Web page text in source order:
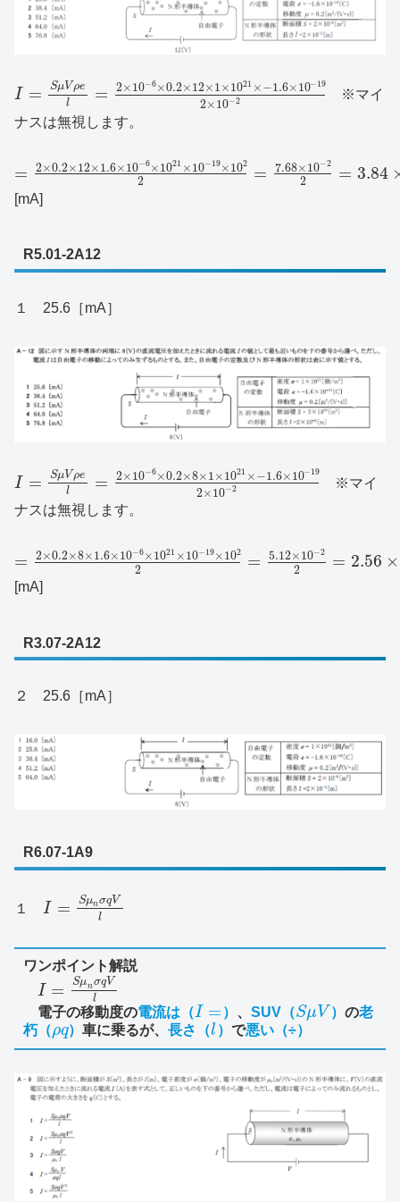
I = SμV ρe
l
= 2×10−6 ×0.2×12×1×1021 ×−1.6×10−19
2×10−2
※マイ
ナスは無視します。
= 2×0.2×12×1.6×10−6×1021 ×10−19×102
2 = 7.68×10−2
2 = 3.84
[mA]
R5.01-2A12
１ 25.6［mA］
I = SμV ρe
l
= 2×10−6 ×0.2×8×1×1021 ×−1.6×10−19
2×10−2
※マイ
ナスは無視します。
= 2×0.2×8×1.6×10−6×1021 ×10−19×102
2 = 5.12×10−2
2 = 2.56 ×
[mA]
R3.07-2A12
２ 25.6［mA］
R6.07-1A9
１ I = SμnσqV
l
ワンポイント解説
I = SμnσqV
l
電子の移動度の電流は（I = ） 、 SUV（SμV ）の老
朽（ρq）車に乗るが、長さ（l ）で悪い（÷）